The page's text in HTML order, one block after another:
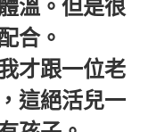
溫。但是很
合。
才跟一位老
這絕活兒一